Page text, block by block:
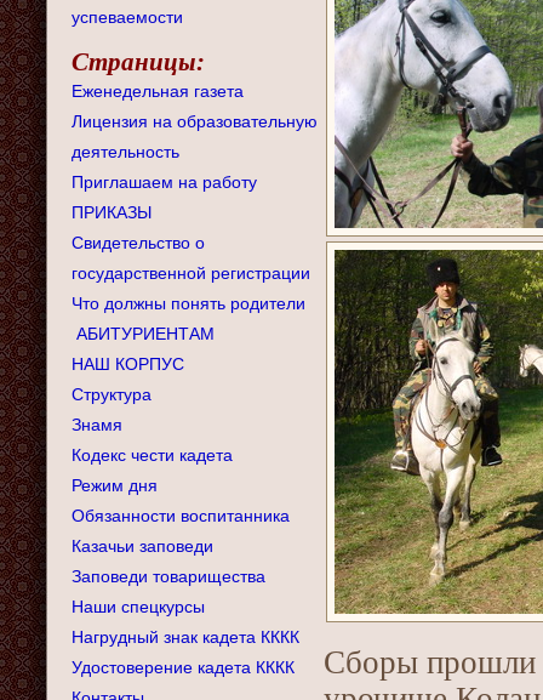
успеваемости
Страницы:
Еженедельная газета
Лицензия на образовательную
деятельность
Приглашаем на работу
ПРИКАЗЫ
Свидетельство о
государственной регистрации
Что должны понять родители
АБИТУРИЕНТАМ
НАШ КОРПУС
Структура
Знамя
Кодекс чести кадета
Режим дня
Обязанности воспитанника
Казачьи заповеди
Заповеди товарищества
Наши спецкурсы
Нагрудный знак кадета КККК
Удостоверение кадета КККК
Сборы прошли